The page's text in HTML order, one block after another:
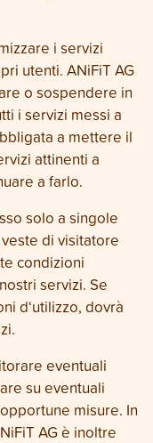
i servizi
utenti. ANiFiT AG
o sospendere in
i servizi messi a
a mettere il
attinenti a
a farlo.
solo a singole
di visitatore
condizioni
servizi. Se
d‘utilizzo, dovrà
eventuali
su eventuali
misure. In
AG è inoltre